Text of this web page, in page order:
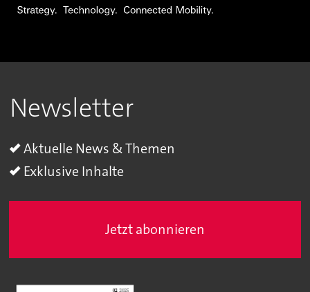
Newsletter
Aktuelle News & Themen
Exklusive Inhalte
Jetzt abonnieren